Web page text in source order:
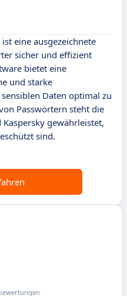
eine ausgezeichnete
sicher und effizient
bietet eine
und starke
Daten optimal zu
Passwörtern steht die
gewährleistet,
sind.